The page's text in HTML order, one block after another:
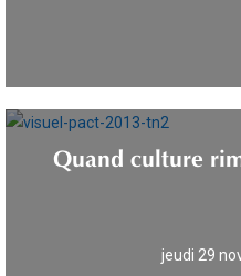
Quand culture
jeudi 29